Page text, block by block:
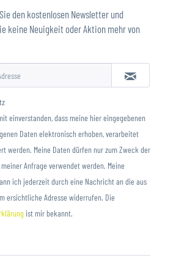
den kostenlosen Newsletter und
keine Neuigkeit oder Aktion mehr von
einverstanden, dass meine hier eingegebenen
Daten elektronisch erhoben, verarbeitet
werden. Meine Daten dürfen nur zum Zweck der
Anfrage verwendet werden. Meine
ich jederzeit durch eine Nachricht an die aus
ersichtliche Adresse widerrufen. Die
ist mir bekannt.